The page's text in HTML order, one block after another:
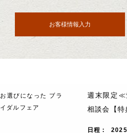
お客様情報入力
お選びになった ブラ
イダルフェア
週末限定≪
相談会【特
日程
2025